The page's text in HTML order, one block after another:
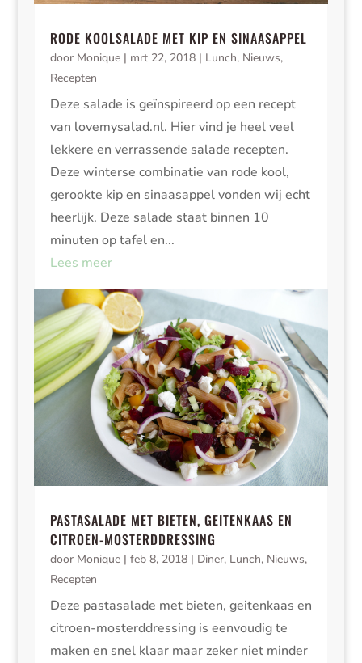
RODE KOOLSALADE MET KIP EN SINAASAPPEL
door Monique| mrt 22, 2018| Lunch, Nieuws,
Recepten
Deze salade is geïnspireerd op een recept
van lovemysalad.nl. Hier vind je heel veel
lekkere en verrassende salade recepten.
Deze winterse combinatie van rode kool,
gerookte kip en sinaasappel vonden wij echt
heerlijk. Deze salade staat binnen 10
minuten op tafel en...
Lees meer
PASTASALADE MET BIETEN, GEITENKAAS EN
CITROEN-MOSTERDDRESSING
door Monique| feb 8, 2018| Diner, Lunch, Nieuws,
Recepten
Deze pastasalade met bieten, geitenkaas en
citroen-mosterddressing is eenvoudig te
maken en snel klaar maar zeker niet minder